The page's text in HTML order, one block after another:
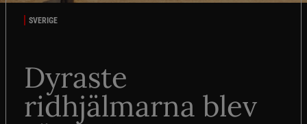
SVERIGE
Dyraste
ridhjälmarna blev